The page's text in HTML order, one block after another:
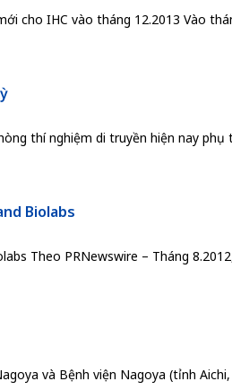
cho IHC vào tháng 12.2013 Vào
thí nghiệm di truyền hiện nay phụ
Biolabs
Theo PRNewswire – Tháng
và Bệnh viện Nagoya (tỉnh